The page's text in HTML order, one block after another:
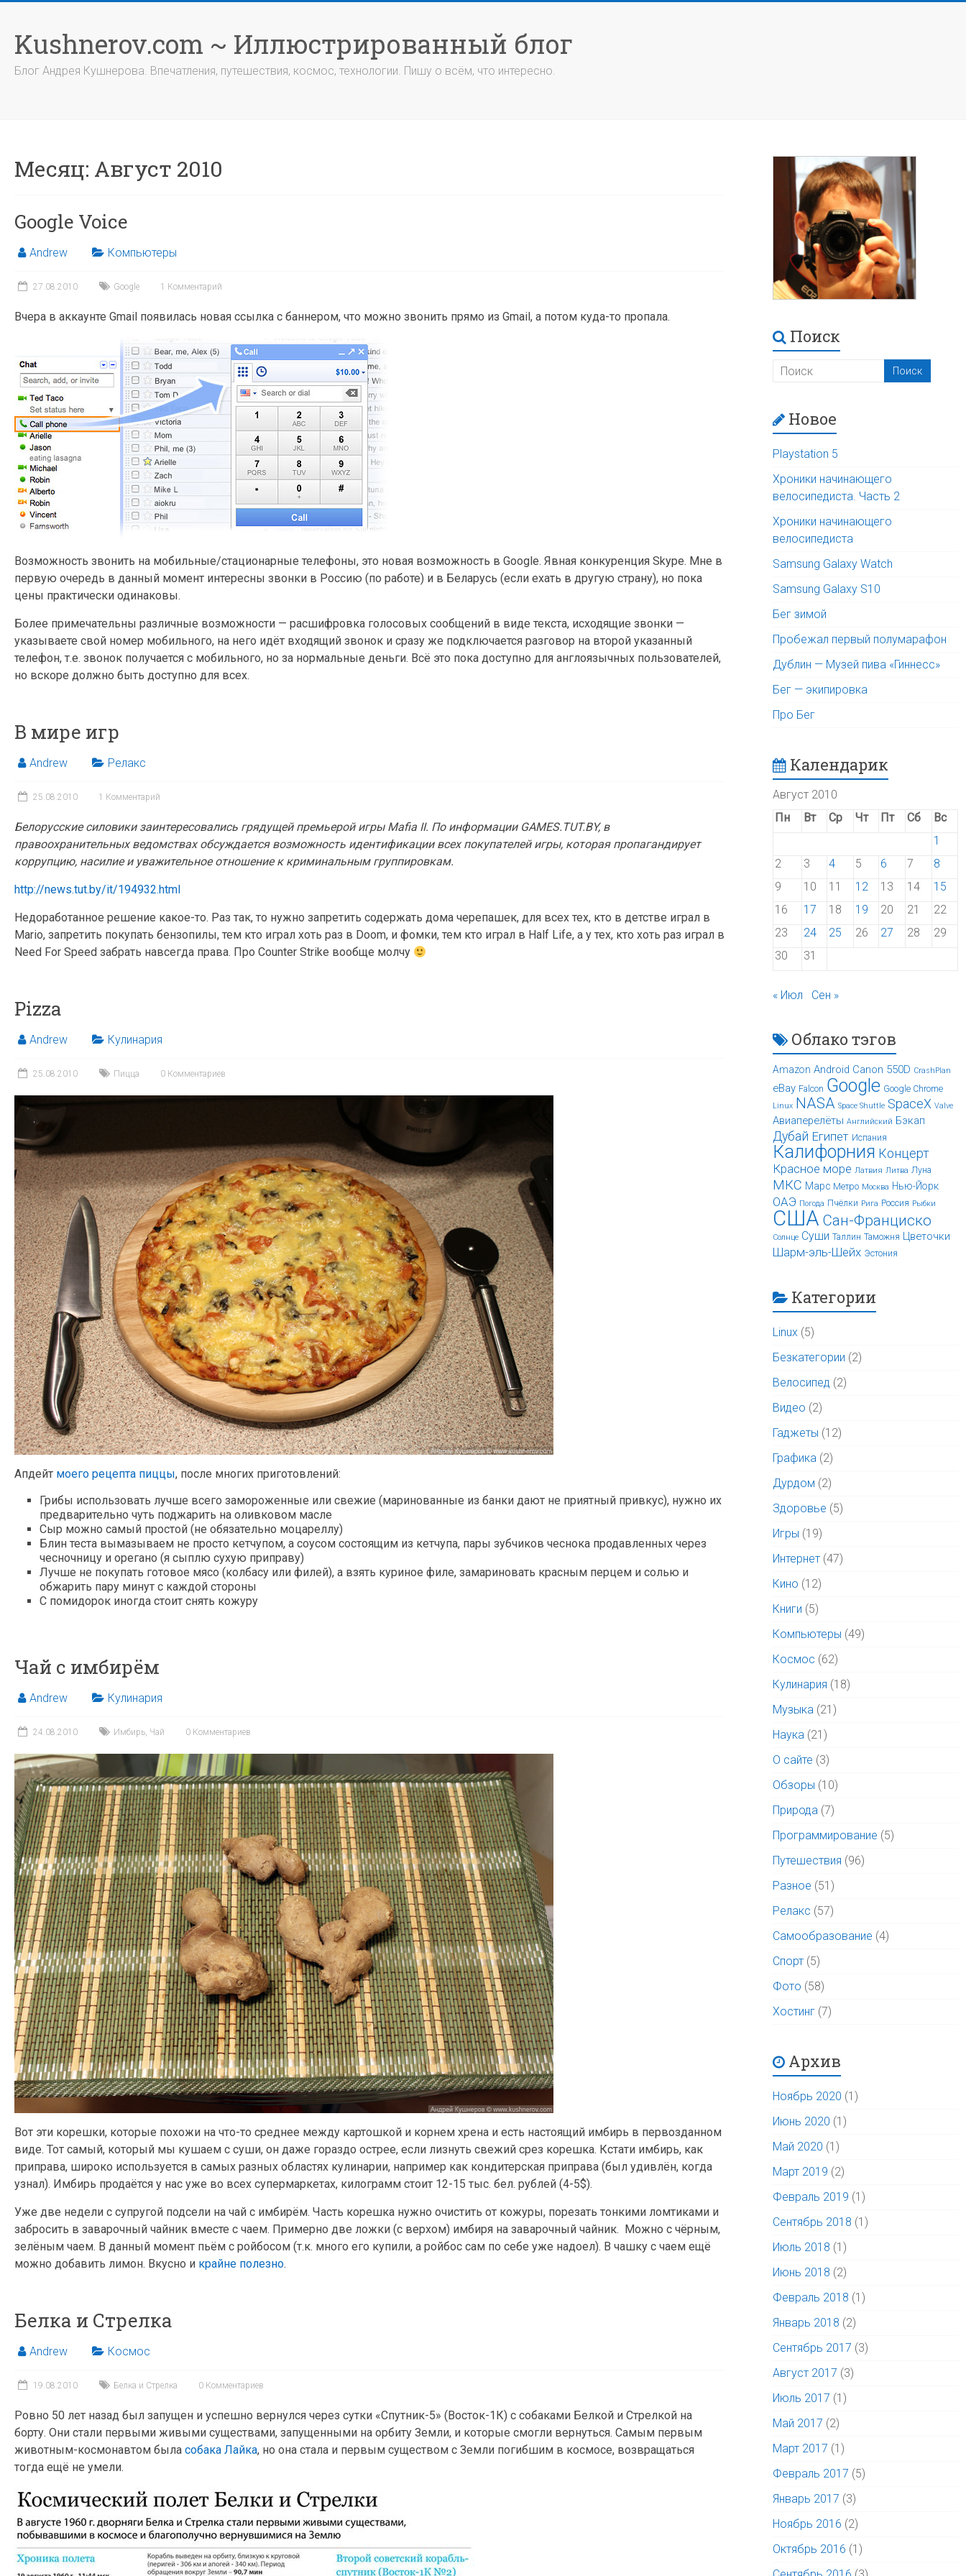
содержимому
Kushnerov.com ~ Иллюстрированный блог
Блог Андрея Кушнерова. Впечатления, путешествия, космос, технологии. Пишу о всём, что интересно.
Месяц: Август 2010
Google Voice
Andrew Компьютеры
27.08.2010 Google 1 Комментарий
Вчера в аккаунте Gmail появилась новая ссылка с баннером, что можно звонить прямо из Gmail, а потом куда-то пропала.
Возможность звонить на мобильные/стационарные телефоны, это новая возможность в Google. Явная конкуренция Skype. Мне в
первую очередь в данный момент интересны звонки в Россию (по работе) и в Беларусь (если ехать в другую страну), но пока
цены практически одинаковы.
Более примечательны различные возможности — расшифровка голосовых сообщений в виде текста, исходящие звонки —
указываете свой номер мобильного, на него идёт входящий звонок и сразу же подключается разговор на второй указанный
телефон, т.е. звонок получается с мобильного, но за нормальные деньги. Всё это пока доступно для англоязычных пользователей,
но вскоре должно быть доступно для всех.
В мире игр
Andrew Релакс
25.08.2010 1 Комментарий
Белорусские силовики заинтересовались грядущей премьерой игры Mafia II. По информации GAMES.TUT.BY, в
правоохранительных ведомствах обсуждается возможность идентификации всех покупателей игры, которая пропагандирует
коррупцию, насилие и уважительное отношение к криминальным группировкам.
http://news.tut.by/it/194932.html
Недоработанное решение какое-то. Раз так, то нужно запретить содержать дома черепашек, для всех тех, кто в детстве играл в
Mario, запретить покупать бензопилы, тем кто играл хоть раз в Doom, и фомки, тем кто играл в Half Life, а у тех, кто хоть раз играл в
Need For Speed забрать навсегда права. Про Counter Strike вообще молчу
Pizza
Andrew Кулинария
25.08.2010 Пицца 0 Комментариев
Апдейт моего рецепта пиццы, после многих приготовлений:
Грибы использовать лучше всего замороженные или свежие (маринованные из банки дают не приятный привкус), нужно их
предварительно чуть поджарить на оливковом масле
Сыр можно самый простой (не обязательно моцареллу)
Блин теста вымазываем не просто кетчупом, а соусом состоящим из кетчупа, пары зубчиков чеснока продавленных через
чесночницу и орегано (я сыплю сухую приправу)
Лучше не покупать готовое мясо (колбасу или филей), а взять куриное филе, замариновать красным перцем и солью и
обжарить пару минут с каждой стороны
С помидорок иногда стоит снять кожуру
Чай с имбирём
Andrew Кулинария
24.08.2010 Имбирь, Чай 0 Комментариев
Вот эти корешки, которые похожи на что-то среднее между картошкой и корнем хрена и есть настоящий имбирь в первозданном
виде. Тот самый, который мы кушаем с суши, он даже гораздо острее, если лизнуть свежий срез корешка. Кстати имбирь, как
приправа, широко используется в самых разных областях кулинарии, например как кондитерская приправа (был удивлён, когда
узнал). Имбирь продаётся у нас уже во всех супермаркетах, килограмм стоит 12-15 тыс. бел. рублей (4-5$).
Уже две недели с супругой подсели на чай с имбирём. Часть корешка нужно очистить от кожуры, порезать тонкими ломтиками и
забросить в заварочный чайник вместе с чаем. Примерно две ложки (с верхом) имбиря на заварочный чайник. Можно с чёрным,
зелёным чаем. В данный момент пьём с ройбосом (т.к. много его купили, а ройбос сам по себе уже надоел). В чашку с чаем ещё
можно добавить лимон. Вкусно и крайне полезно.
Белка и Стрелка
Andrew Космос
19.08.2010 Белка и Стрелка 0 Комментариев
Ровно 50 лет назад был запущен и успешно вернулся через сутки «Спутник-5» (Восток-1К) с собаками Белкой и Стрелкой на
борту. Они стали первыми живыми существами, запущенными на орбиту Земли, и которые смогли вернуться. Самым первым
животным-космонавтом была собака Лайка, но она стала и первым существом с Земли погибшим в космосе, возвращаться
тогда ещё не умели.
Поиск
Новое
Playstation 5
Хроники начинающего
велосипедиста. Часть 2
Хроники начинающего
велосипедиста
Samsung Galaxy Watch
Samsung Galaxy S10
Бег зимой
Пробежал первый полумарафон
Дублин — Музей пива «Гиннесс»
Бег — экипировка
Про Бег
Календарик
Август 2010
Пн
Вт Ср Чт Пт Сб
Вс
1
2
3 4 5 6 7
8
9
10 11 12 13 14
15
16
17 18 19 20 21
22
23
24 25 26 27 28
29
30
31
« Июл Сен »
Облако тэгов
Amazon Android Canon 550D CrashPlan
eBay Falcon Google Google Chrome
Linux NASA Space Shuttle SpaceX Valve
Авиаперелёты Английский Бэкап
Дубай Египет Испания
Калифорния Концерт
Красное море Латвия Литва Луна
МКС Марс Метро Москва Нью-Йорк
ОАЭ Погода Пчёлки Рига Россия Рыбки
США Сан-Франциско
Солнце Суши Таллин Таможня Цветочки
Шарм-эль-Шейх Эстония
Категории
Linux (5)
Безкатегории (2)
Велосипед (2)
Видео (2)
Гаджеты (12)
Графика (2)
Дурдом (2)
Здоровье (5)
Игры (19)
Интернет (47)
Кино (12)
Книги (5)
Компьютеры (49)
Космос (62)
Кулинария (18)
Музыка (21)
Наука (21)
О сайте (3)
Обзоры (10)
Природа (7)
Программирование (5)
Путешествия (96)
Разное (51)
Релакс (57)
Самообразование (4)
Спорт (5)
Фото (58)
Хостинг (7)
Архив
Ноябрь 2020 (1)
Июнь 2020 (1)
Май 2020 (1)
Март 2019 (2)
Февраль 2019 (1)
Сентябрь 2018 (1)
Июль 2018 (1)
Июнь 2018 (2)
Февраль 2018 (1)
Январь 2018 (2)
Сентябрь 2017 (3)
Август 2017 (3)
Июль 2017 (1)
Май 2017 (2)
Март 2017 (1)
Февраль 2017 (5)
Январь 2017 (3)
Ноябрь 2016 (2)
Октябрь 2016 (1)